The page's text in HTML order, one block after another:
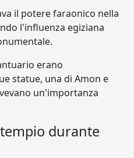
il potere faraonico nella
l'influenza egiziana
erano
statue, una di Amon e
un'importanza
tempio durante